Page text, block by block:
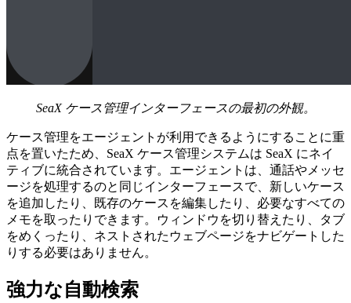
SeaX ケース管理インターフェースの最初の外観。
ケース管理をエージェントが利用できるようにすることに重
点を置いたため、SeaX ケース管理システムは SeaX にネイ
ティブに統合されています。エージェントは、通話やメッセ
ージを処理するのと同じインターフェースで、新しいケース
を追加したり、既存のケースを編集したり、必要なすべての
メモを取ったりできます。ウィンドウを切り替えたり、タブ
をめくったり、ネストされたウェブページをナビゲートした
りする必要はありません。
強力な自動検索